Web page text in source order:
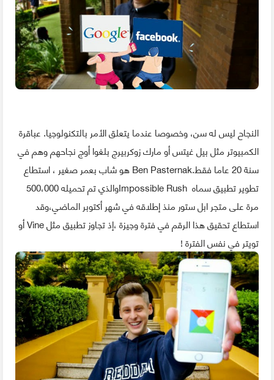
النجاح ليس له سن، وخصوصا عندما يتعلق الأمر بالتكنولوجيا. عباقرة
الكمبيوتر مثل بيل غيتس أو مارك زوكربيرج بلغوا أوج نجاحهم وهم في
سنة 20 عاما فقط.Ben Pasternak هو شاب بعمر صغير ، استطاع
تطوير تطبيق سماه Impossible Rushوالذي تم تحميله 500،000
مرة على متجر ابل ستور منذ إطلاقه في شهر أكتوبر الماضي،وقد
استطاع تحقيق هذا الرقم في فترة وجيزة ،إذ تجاوز تطبيق مثل Vine أو
تويتر في نفس الفترة !